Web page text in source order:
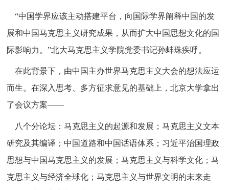
“中国学界应该主动搭建平台，向国际学界阐释中国的发
展和中国马克思主义研究成果，从而扩大中国思想文化的国
际影响力。”北大马克思主义学院党委书记孙蚌珠疾呼。
在此背景下，由中国主办世界马克思主义大会的想法应运
而生。在深入思考、多方征求意见的基础上，北京大学拿出
了会议方案——
八个分论坛：马克思主义的起源和发展；马克思主义文本
研究及其编译；中国道路和中国话语体系；习近平治国理政
思想与中国马克思主义的发展；马克思主义与科学文化；马
克思主义与经济全球化；马克思主义与世界文明的未来走